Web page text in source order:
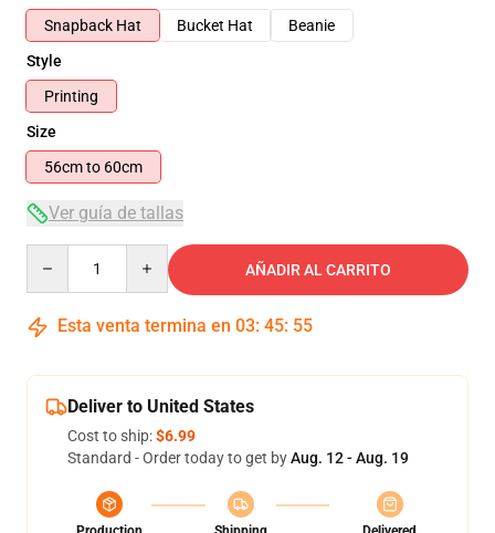
Snapback Hat
Bucket Hat
Beanie
Style
Printing
Size
56cm to 60cm
Ver guía de tallas
AÑADIR AL CARRITO
Esta venta termina en 03: 45: 54
Deliver to United States
Cost to ship:$6.99
Standard - Order today to get byAug. 12 - Aug. 19